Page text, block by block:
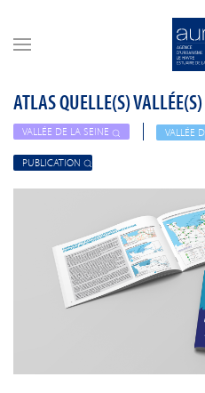
ATLAS QUELLE(S)
VALLÉE DE LA SEINE VALLÉE
PUBLICATION